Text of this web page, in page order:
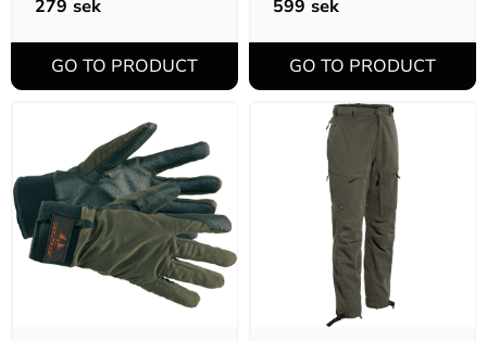
279 sek 599 sek